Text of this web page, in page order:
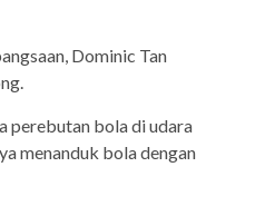
Dominic Tan
perebutan bola di udara
menanduk bola dengan